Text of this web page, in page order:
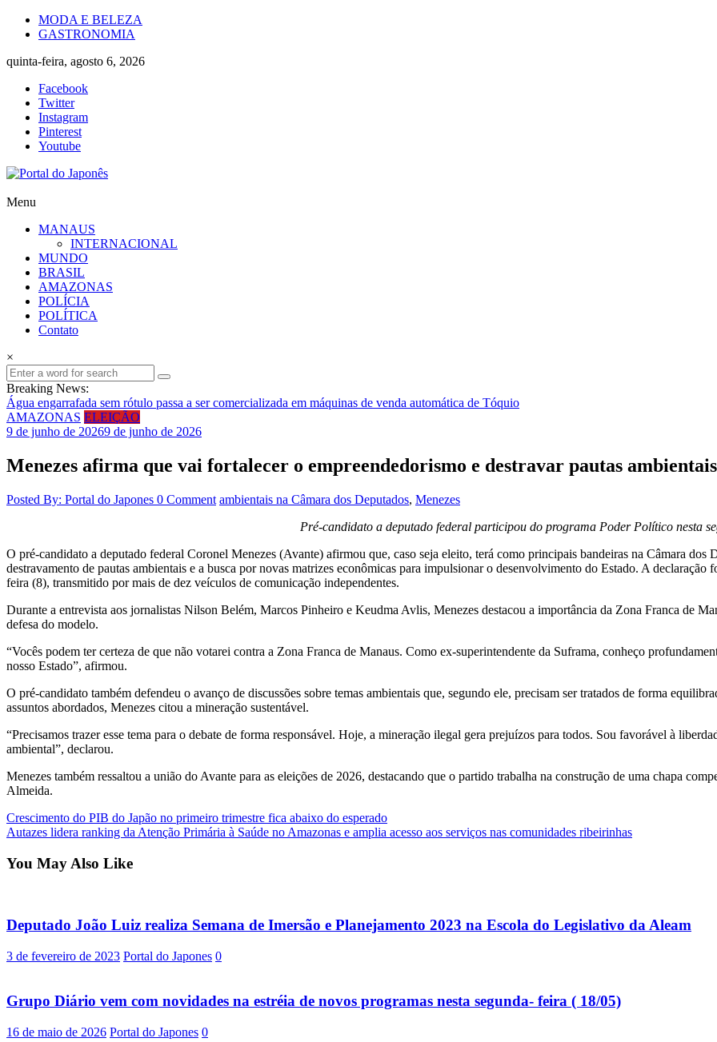
Skip
MODA E BELEZA
GASTRONOMIA
quinta-feira, agosto 6, 2026
Facebook
Twitter
Instagram
Pinterest
Youtube
Portal
Japonês
Japão
mais
perto
Menu
MANAUS
INTERNACIONAL
MUNDO
BRASIL
AMAZONAS
POLÍCIA
POLÍTICA
Contato
×
Breaking News:
Água engarrafada sem rótulo passa a ser comercializada em máquinas de venda automática de Tóquio
AMAZONAS ELEIÇÃO
9 de junho de 20269 de junho de 2026
Menezes afirma que vai fortalecer o empreendedorismo e destravar pautas
Posted By: Portal do Japones 0 Comment ambientais na Câmara dos Deputados, Menezes
Pré-candidato a deputado federal participou do programa Poder Político nesta
O pré-candidato a deputado federal Coronel Menezes (Avante) afirmou que, caso seja eleito, terá como principais bandeiras na Câmara
destravamento de pautas ambientais e a busca por novas matrizes econômicas para impulsionar o desenvolvimento do Estado. A
feira (8), transmitido por mais de dez veículos de comunicação independentes.
Durante a entrevista aos jornalistas Nilson Belém, Marcos Pinheiro e Keudma Avlis, Menezes destacou a importância da Zona Franca de
defesa do modelo.
“Vocês podem ter certeza de que não votarei contra a Zona Franca de Manaus. Como ex-superintendente da Suframa, conheço
nosso Estado”, afirmou.
O pré-candidato também defendeu o avanço de discussões sobre temas ambientais que, segundo ele, precisam ser tratados de forma
assuntos abordados, Menezes citou a mineração sustentável.
“Precisamos trazer esse tema para o debate de forma responsável. Hoje, a mineração ilegal gera prejuízos para todos. Sou favorável à
ambiental”, declarou.
Menezes também ressaltou a união do Avante para as eleições de 2026, destacando que o partido trabalha na construção de uma chapa
Almeida.
Post
navigation
Crescimento do PIB do Japão no primeiro trimestre fica abaixo do esperado
Autazes lidera ranking da Atenção Primária à Saúde no Amazonas e amplia acesso aos serviços nas comunidades ribeirinhas
You May Also Like
Deputado João Luiz realiza Semana de Imersão e Planejamento 2023 na Escola do Legislativo da Aleam
3 de fevereiro de 2023 Portal do Japones 0
Grupo Diário vem com novidades na estréia de novos programas nesta segunda- feira ( 18/05)
16 de maio de 2026 Portal do Japones 0